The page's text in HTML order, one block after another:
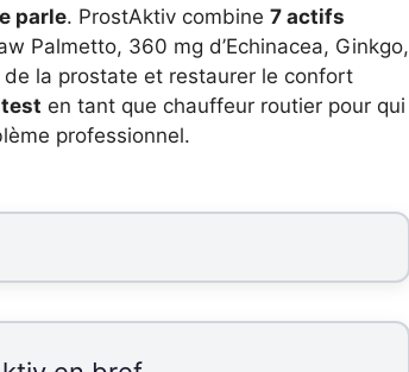
parle. ProstAktiv combine 7 actifs
Palmetto, 360 mg d’Echinacea, Ginkgo,
de la prostate et restaurer le confort
en tant que chauffeur routier pour qui
professionnel.